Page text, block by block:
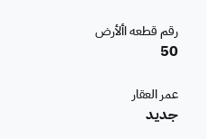
طول الحد الجنوبي
رقم قطعه األأرض
50
عمر العقار
جديد